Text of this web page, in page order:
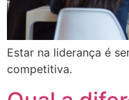
Estar na liderança é
competitiva.